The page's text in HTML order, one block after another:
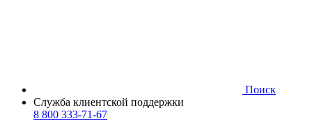
Поиск
Служба клиентской поддержки
8 800 333-71-67